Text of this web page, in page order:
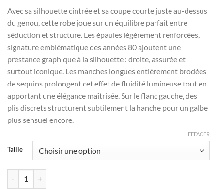
Avec sa silhouette cintrée et sa coupe courte juste au-dessus
du genou, cette robe joue sur un équilibre parfait entre
séduction et structure. Les épaules légèrement renforcées,
signature emblématique des années 80 ajoutent une
prestance graphique à la silhouette : droite, assurée et
surtout iconique. Les manches longues entièrement brodées
de sequins prolongent cet effet de fluidité lumineuse tout en
apportant une élégance maîtrisée. Sur le flanc gauche, des
plis discrets structurent subtilement la hanche pour un galbe
plus sensuel encore.
Taille
EFFACER